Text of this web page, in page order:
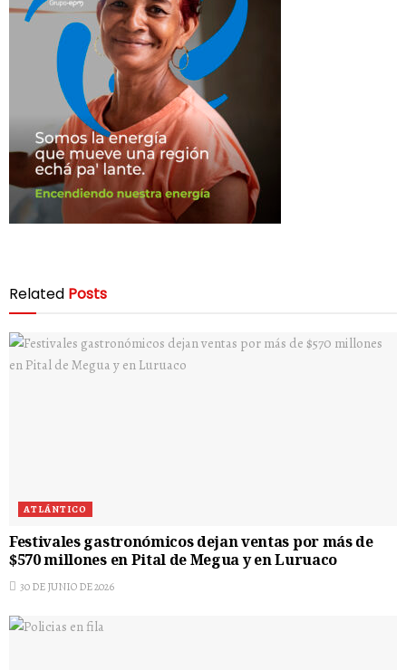
Related Posts
ATLÁNTICO
Festivales gastronómicos dejan ventas por más de
$570 millones en Pital de Megua y en Luruaco
30 DE JUNIO DE 2026